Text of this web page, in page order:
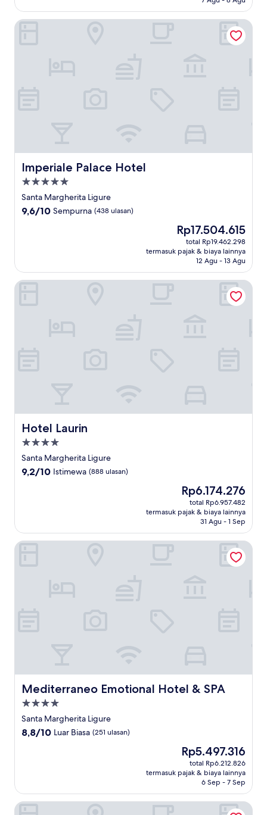
Imperiale Palace Hotel
Imperiale Palace Hotel
Properti
bintang
5.0
Santa Margherita Ligure
9.6
9,6/10 Sempurna (438 ulasan)
Harga
sekarang
Rp17.504.615
Rp17.504.615
total Rp19.462.298
termasuk pajak & biaya lainnya
12 Agu - 13 Agu
Imperiale Palace Hotel
Hotel Laurin
Hotel Laurin
Properti
bintang
4.0
Santa Margherita Ligure
9.2
9,2/10 Istimewa (888 ulasan)
Harga
sekarang
Rp6.174.276
Rp6.174.276
total Rp6.957.482
termasuk pajak & biaya lainnya
31 Agu - 1 Sep
Hotel Laurin
Mediterraneo Emotional Hotel & SPA
Mediterraneo Emotional Hotel & SPA
Properti
bintang
4.0
Santa Margherita Ligure
8.8
ulasan)
8,8/10 Luar Biasa (251 ulasan)
Harga
sekarang
Rp5.497.316
Rp5.497.316
total Rp6.212.826
termasuk pajak & biaya lainnya
6 Sep - 7 Sep
Mediterraneo Emotional Hotel & SPA
Grand Hotel Miramare